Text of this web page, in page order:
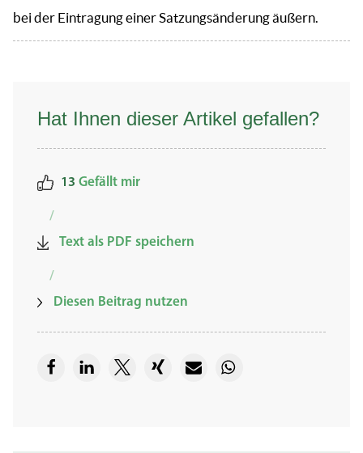
bei der Eintragung einer Satzungsänderung äußern.
Hat Ihnen dieser Artikel gefallen?
13 Gefällt mir
/
Text als PDF speichern
/
Diesen Beitrag nutzen